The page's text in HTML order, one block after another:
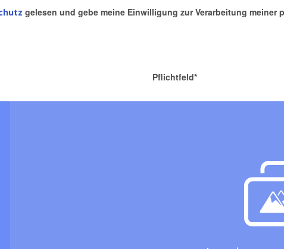
gelesen und gebe meine Einwilligung zur Verarbeitung meiner
Pflichtfeld